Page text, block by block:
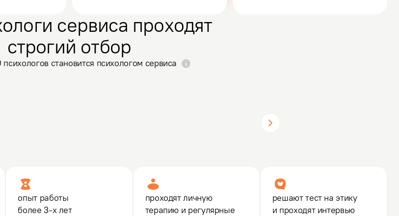
сервиса проходят
строгий отбор
психологов становится психологом сервиса
опыт работы
более 3-х лет
проходят личную
терапию и регулярные
решают тест на этику
и проходят интервью